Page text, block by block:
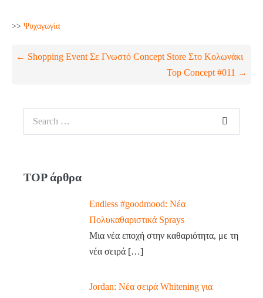
>> Ψυχαγωγία
← Shopping Event Σε Γνωστό Concept Store Στο Κολωνάκι
Top Concept #011 →
TOP άρθρα
Endless #goodmood: Νέα
Πολυκαθαριστικά Sprays
Μια νέα εποχή στην καθαριότητα, με τη
νέα σειρά […]
Jordan: Νέα σειρά Whitening για